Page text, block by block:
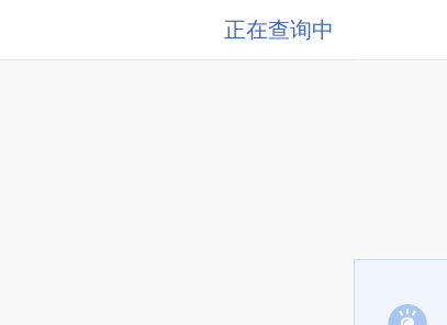
正在查询中